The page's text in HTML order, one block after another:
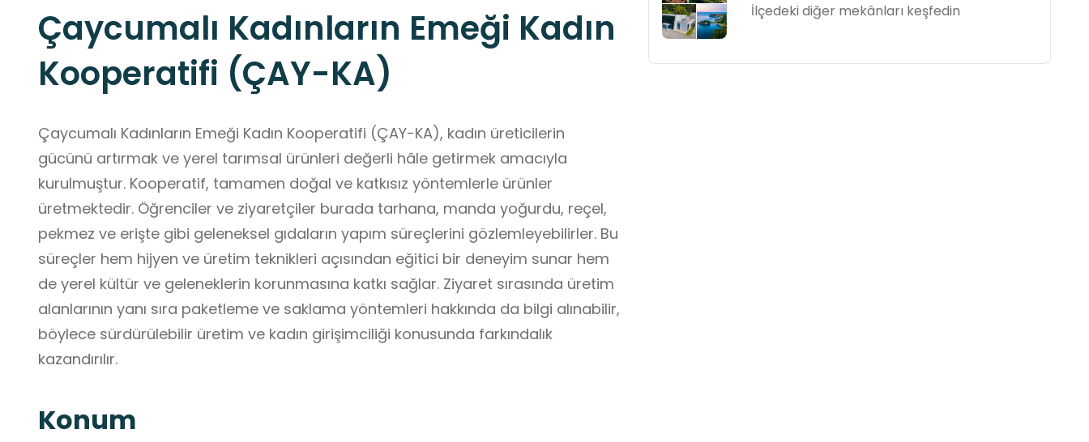
Çaycumalı Kadınların Emeği Kadın
Kooperatifi (ÇAY-KA)
Çaycumalı Kadınların Emeği Kadın Kooperatifi (ÇAY-KA), kadın üreticilerin
gücünü artırmak ve yerel tarımsal ürünleri değerli hâle getirmek amacıyla
kurulmuştur. Kooperatif, tamamen doğal ve katkısız yöntemlerle ürünler
üretmektedir. Öğrenciler ve ziyaretçiler burada tarhana, manda yoğurdu, reçel,
pekmez ve erişte gibi geleneksel gıdaların yapım süreçlerini gözlemleyebilirler. Bu
süreçler hem hijyen ve üretim teknikleri açısından eğitici bir deneyim sunar hem
de yerel kültür ve geleneklerin korunmasına katkı sağlar. Ziyaret sırasında üretim
alanlarının yanı sıra paketleme ve saklama yöntemleri hakkında da bilgi alınabilir,
böylece sürdürülebilir üretim ve kadın girişimciliği konusunda farkındalık
kazandırılır.
Konum
İlçedeki diğer mekânları keşfedin